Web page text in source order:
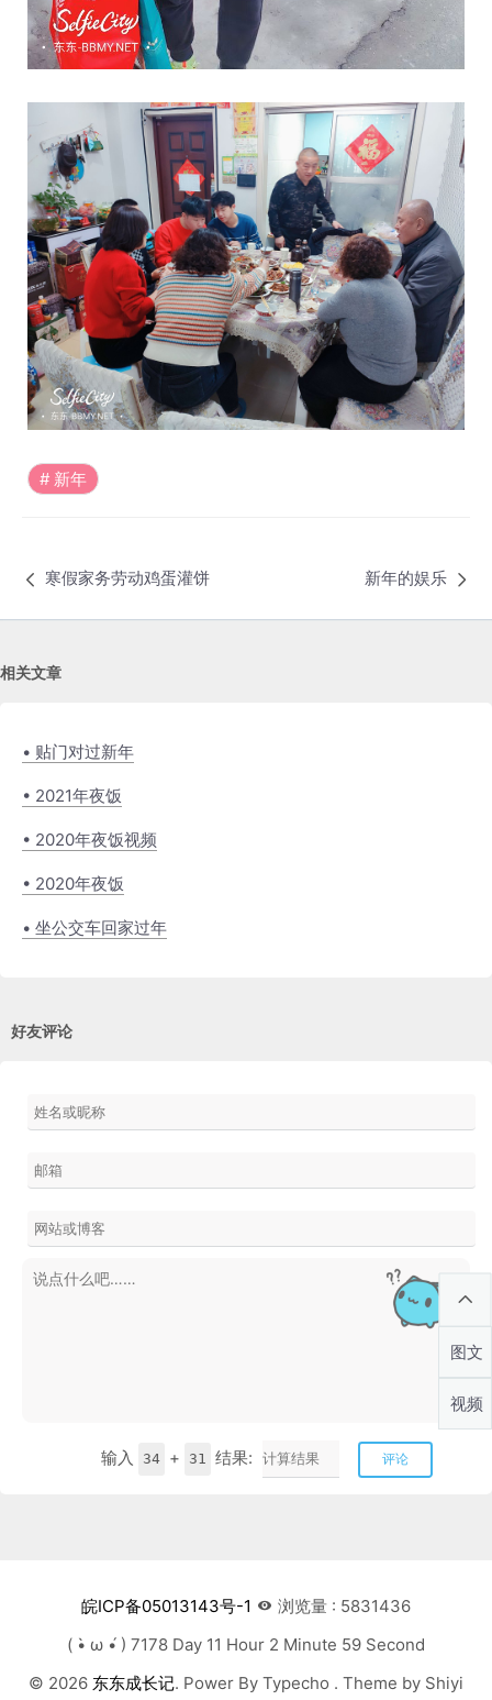
新年
寒假家务劳动鸡蛋灌饼 新年的娱乐
相关文章
• 贴门对过新年
• 2021年夜饭
• 2020年夜饭视频
• 2020年夜饭
• 坐公交车回家过年
好友评论
输入 34 + 31 结果: 评论
皖ICP备05013143号-1
浏览量 : 5831436
( •̀ ω •́ ) 7178 Day 11 Hour 3 Minute 0 Second
© 2026 东东成长记. Power By Typecho . Theme by Shiyi
图文
视频